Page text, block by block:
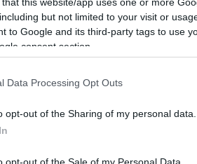
but not limited to your visit or
to Google and its third-party tags to use
consent section.
Data Processing Opt Outs
opt-out of the Sharing of my personal data.
a causa della carenza
conseguenti piani di prelievo,
il mese di aprile occorre fare il
una discussione aperta con
del mondo venatorio,
e confrontarsi in
di autonomia legislativa, che ci